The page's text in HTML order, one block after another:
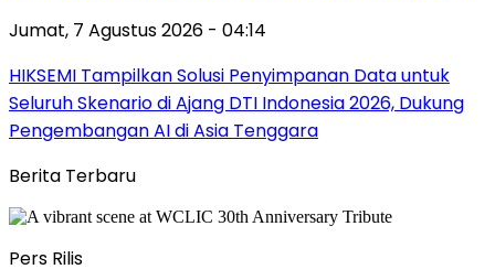
Jumat, 7 Agustus 2026 - 04:14
HIKSEMI Tampilkan Solusi Penyimpanan Data untuk
Seluruh Skenario di Ajang DTI Indonesia 2026, Dukung
Pengembangan AI di Asia Tenggara
Berita Terbaru
Pers Rilis